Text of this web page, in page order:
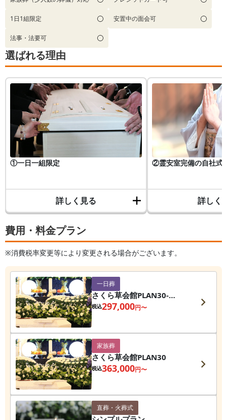
費用・料金プラン
※消費税率変更等により変更される場合がございます。
一日葬
さくら草会館PLAN30-
1DAY-
税込297,000円〜
家族葬
さくら草会館PLAN30
税込363,000円〜
直葬・火葬式
1日1組限定 安置中の面会可
法事・法要可
選ばれる理由
①一日一組限定
詳しく見る
②霊安室完備の自社式
詳しく